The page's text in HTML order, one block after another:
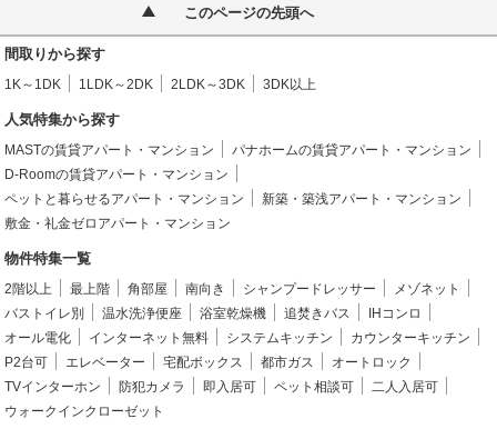
このページの先頭へ
間取りから探す
1K～1DK 1LDK～2DK 2LDK～3DK 3DK以上
人気特集から探す
MASTの賃貸アパート・マンション
パナホームの賃貸アパート・マンション
D-Roomの賃貸アパート・マンション
ペットと暮らせるアパート・マンション
新築・築浅アパート・マンション
敷金・礼金ゼロアパート・マンション
物件特集一覧
2階以上 最上階 角部屋 南向き シャンプードレッサー
メゾネット
バストイレ別
温水洗浄便座 浴室乾燥機 追焚きバス
IHコンロ
オール電化
インターネット無料 システムキッチン
カウンターキッチン
P2台可
エレベーター 宅配ボックス 都市ガス
オートロック
TVインターホン
防犯カメラ 即入居可 ペット相談可
二人入居可
ウォークインクローゼット